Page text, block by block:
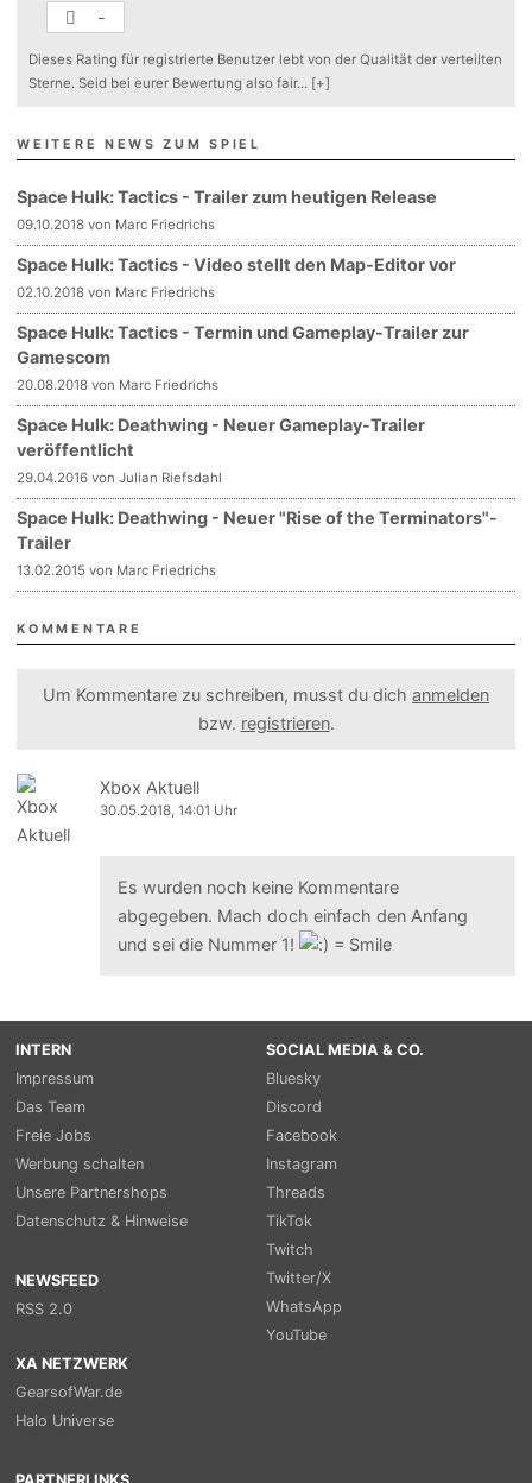
-
Dieses Rating für registrierte Benutzer lebt von der Qualität der verteilten
Sterne. Seid bei eurer Bewertung also fair... [+]
WEITERE NEWS ZUM SPIEL
Space Hulk: Tactics - Trailer zum heutigen Release
09.10.2018 von Marc Friedrichs
Space Hulk: Tactics - Video stellt den Map-Editor vor
02.10.2018 von Marc Friedrichs
Space Hulk: Tactics - Termin und Gameplay-Trailer zur
Gamescom
20.08.2018 von Marc Friedrichs
Space Hulk: Deathwing - Neuer Gameplay-Trailer
veröffentlicht
29.04.2016 von Julian Riefsdahl
Space Hulk: Deathwing - Neuer "Rise of the Terminators"-
Trailer
13.02.2015 von Marc Friedrichs
KOMMENTARE
Um Kommentare zu schreiben, musst du dich anmelden
bzw. registrieren.
Xbox Aktuell
30.05.2018, 14:01 Uhr
Es wurden noch keine Kommentare
abgegeben. Mach doch einfach den Anfang
und sei die Nummer 1!
INTERN
Impressum
Das Team
Freie Jobs
Werbung schalten
Unsere Partnershops
Datenschutz & Hinweise
NEWSFEED
RSS 2.0
SOCIAL MEDIA & CO.
Bluesky
Discord
Facebook
Instagram
Threads
TikTok
Twitch
Twitter/X
WhatsApp
YouTube
XA NETZWERK
GearsofWar.de
Halo Universe